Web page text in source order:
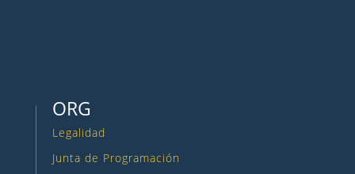
ORG
Legalidad
Junta de Programación